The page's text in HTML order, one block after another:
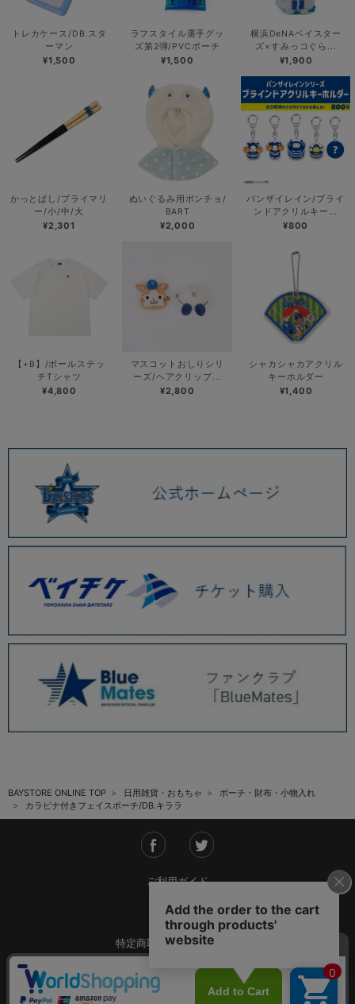
トレカケース/DB.スタ
ーマン
¥1,500
ラフスタイル選手グッ
ズ第2弾/PVCポーチ
¥1,500
横浜DeNAベイスター
ズ×すみっコぐら...
¥1,900
かっとばし/プライマリ
ー/小/中/大
¥2,301
ぬいぐるみ用ポンチョ/
BART
¥2,000
バンザイレイン/ブライ
ンドアクリルキー...
¥800
【+B】/ボールステッ
チTシャツ
¥4,800
マスコットおしりシリ
ーズ/ヘアクリップ...
¥2,800
シャカシャカアクリル
キーホルダー
¥1,400
BAYSTORE ONLINE TOP 日用雑貨・おもちゃ
ポーチ・財布・小物入れ
カラビナ付きフェイスポーチ/DB.キララ
ご利用ガイド
会社概要
特定商取引法に基づく表記
ご利用規約